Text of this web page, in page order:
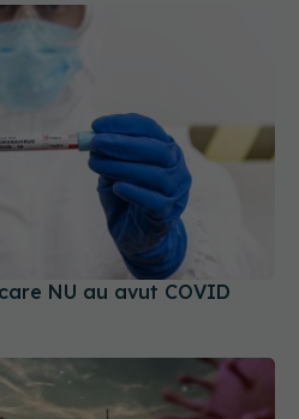
NU au avut COVID